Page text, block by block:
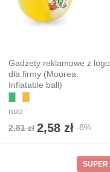
Gadżety reklamowe z logo
dla firmy (Moorea.
Inflatable ball)
nuo
2,81 zł 2,58 zł-8%
SUPER